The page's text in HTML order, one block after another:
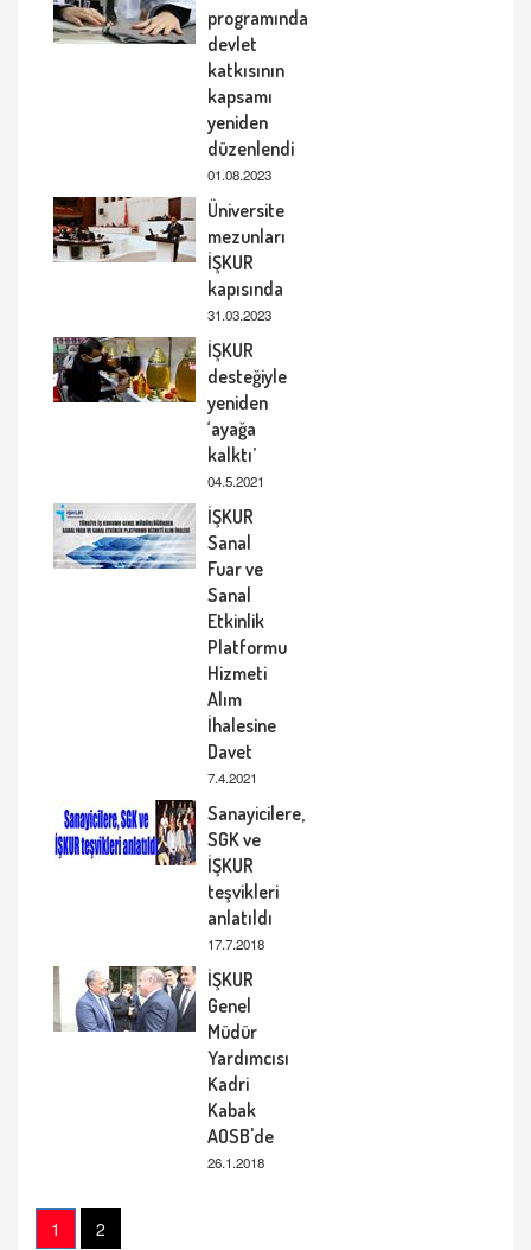
programında
devlet
katkısının
kapsamı
yeniden
düzenlendi
01.08.2023
Üniversite
mezunları
İŞKUR
kapısında
31.03.2023
İŞKUR
desteğiyle
yeniden
‘ayağa
kalktı’
04.5.2021
İŞKUR
Sanal
Fuar ve
Sanal
Etkinlik
Platformu
Hizmeti
Alım
İhalesine
Davet
7.4.2021
Sanayicilere,
SGK ve
İŞKUR
teşvikleri
anlatıldı
17.7.2018
İŞKUR
Genel
Müdür
Yardımcısı
Kadri
Kabak
AOSB'de
26.1.2018
1 2